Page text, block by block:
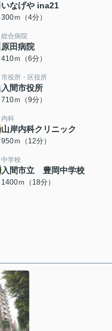
いなげや ina21
300ｍ（4分）
総合病院
原田病院
410ｍ（6分）
市役所・区役所
入間市役所
710ｍ（9分）
内科
山岸内科クリニック
950ｍ（12分）
中学校
入間市立 豊岡中学校
1400ｍ（18分）